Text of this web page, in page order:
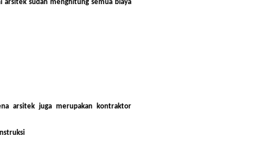
sudah menghitung semua biaya
arsitek juga merupakan kontraktor